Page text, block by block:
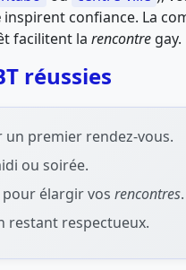
inspirent confiance. La
facilitent la rencontre gay.
réussies
un premier rendez-vous.
ou soirée.
élargir vos rencontres.
restant respectueux.